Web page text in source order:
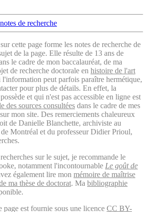
de recherche
cette page forme les notes de recherche de
de la page. Elle résulte de 13 ans de
le cadre de mon baccalauréat, de ma
de recherche doctorale en histoire de l'art
peut parfois paraître hermétique,
pour plus de détails. En effet, la
et qui n'est pas accessible en ligne est
des sources consultées dans le cadre de mes
mon site. Des remerciements chaleureux
de Danielle Blanchette, archiviste au
Montréal et du professeur Didier Prioul,
sur le sujet, je recommande le
notamment l'incontournable Le goût de
également lire mon mémoire de maîtrise
ma thèse de doctorat. Ma bibliographie
est fournie sous une licence CC BY-